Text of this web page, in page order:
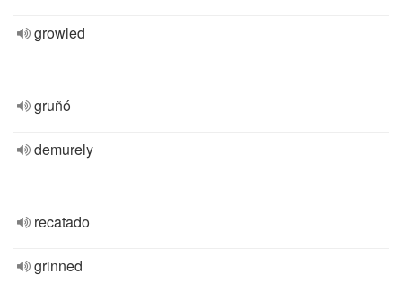
growled
gruñó
demurely
recatado
grinned